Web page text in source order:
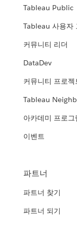
Tableau Public
Tableau 사용자
커뮤니티 리더
DataDev
커뮤니티 프로젝
Tableau
아카데미 프로그
이벤트
파트너
파트너 찾기
파트너 되기